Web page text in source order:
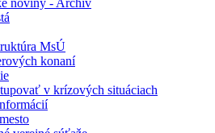
noviny - Archív
MsÚ
konaní
v krízových situáciach